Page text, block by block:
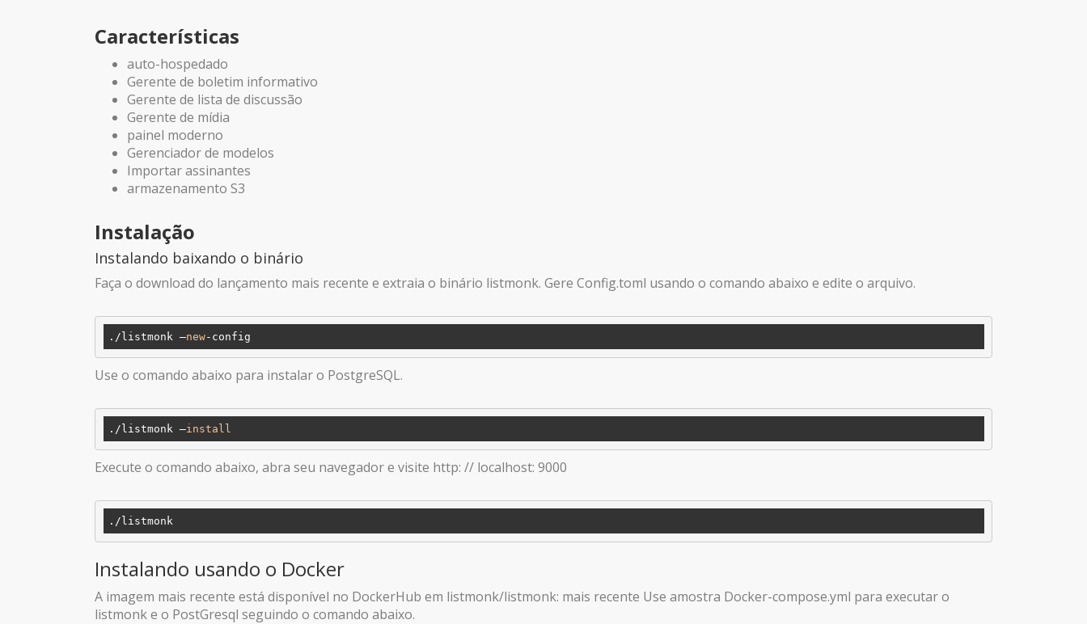
Características
auto-hospedado
Gerente de boletim informativo
Gerente de lista de discussão
Gerente de mídia
painel moderno
Gerenciador de modelos
Importar assinantes
armazenamento S3
Instalação
Instalando baixando o binário
Faça o download do lançamento mais recente e extraia o binário listmonk. Gere Config.toml usando o comando abaixo e edite o arquivo.
./listmonk –new
Use o comando abaixo para instalar o PostgreSQL.
./listmonk –install
Execute o comando abaixo, abra seu navegador e visite http: // localhost: 9000
Instalando usando o Docker
A imagem mais recente está disponível no DockerHub em listmonk/listmonk: mais recente Use amostra Docker-compose.yml para executar o
listmonk e o PostGresql seguindo o comando abaixo.